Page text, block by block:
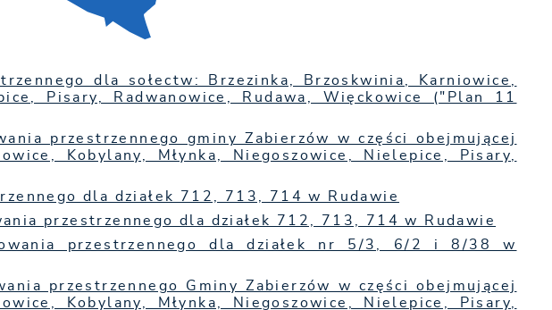
dla sołectw: Brzezinka, Brzoskwinia, Karniowice,
Pisary, Radwanowice, Rudawa, Więckowice ("Plan 11
przestrzennego gminy Zabierzów w części obejmującej
Kobylany, Młynka, Niegoszowice, Nielepice, Pisary,
dla działek 712, 713, 714 w Rudawie
przestrzennego dla działek 712, 713, 714 w Rudawie
przestrzennego dla działek nr 5/3, 6/2 i 8/38 w
przestrzennego Gminy Zabierzów w części obejmującej
Kobylany, Młynka, Niegoszowice, Nielepice, Pisary,